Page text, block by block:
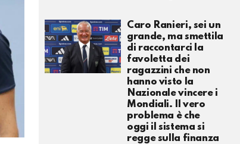
Caro Ranieri, sei un
grande, ma smettila
di raccontarci la
favoletta dei
ragazzini che non
hanno visto la
Nazionale vincere i
Mondiali. Il vero
problema è che
oggi il sistema si
regge sulla finanza